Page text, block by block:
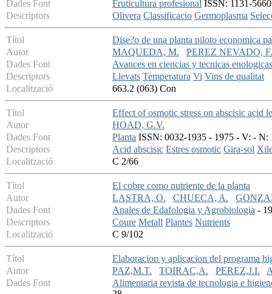
Dades Font
Fruticultura profesional ISSN: 1131-
Descriptors
Olivera Classificacio Germoplasma
Títol
Dise?o de una planta piloto economica
Autor
MAQUEDA, M.
PEREZ NEVADO, F.
Dades Font
Avances en ciencias y tecnicas enologicas
Descriptors
Llevats Temperatura Vi Vins de qualitat
Localització
663.2 (063) Con
Títol
Effect of osmotic stress on abscisic acid
Autor
HOAD, G.V.
Dades Font
Planta ISSN: 0032-1935 - 1975 - V: - N:
Descriptors
Acid abscisic Estres osmotic Gira-sol
Localització
C 2/66
Títol
El cobre como nutriente de la planta
Autor
LASTRA, O. CHUECA, A.
Dades Font
Anales de Edafologia y Agrobiologia -
Descriptors
Coure Metall Plantes Nutrients
Localització
C 9/102
Títol
Elaboracion y aplicacion del programa
Autor
PAZ,M.T. TOIRAC,A. PEREZ,J.I.
Dades Font
Alimentaria revista de tecnologia e